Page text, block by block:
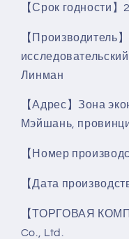
【Срок годности】
【Производитель
Линман
【Адрес】Зона
Мэйшань,
【Номер
【Дата
【ТОРГОВАЯ
Co., Ltd.